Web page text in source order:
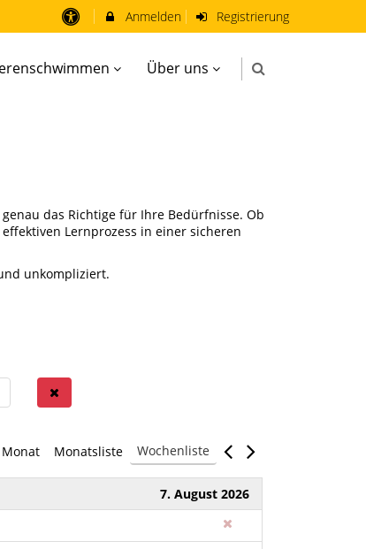
Anmelden Registrierung
Über uns
das Richtige für Ihre Bedürfnisse. Ob
Lernprozess in einer sicheren
unkompliziert.
Monat Monatsliste Wochenliste
7. August 2026